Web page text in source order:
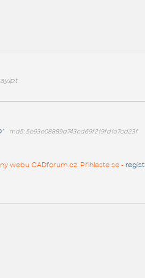
• md5: 5e93e08889d743cd69f219fd1a7cd23f
webu CADforum.cz. Přihlaste se -